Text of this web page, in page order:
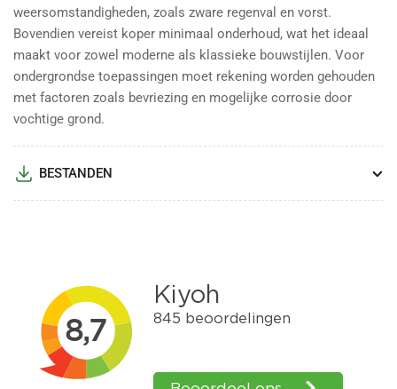
weersomstandigheden, zoals zware regenval en vorst.
Bovendien vereist koper minimaal onderhoud, wat het ideaal
maakt voor zowel moderne als klassieke bouwstijlen. Voor
ondergrondse toepassingen moet rekening worden gehouden
met factoren zoals bevriezing en mogelijke corrosie door
vochtige grond.
BESTANDEN